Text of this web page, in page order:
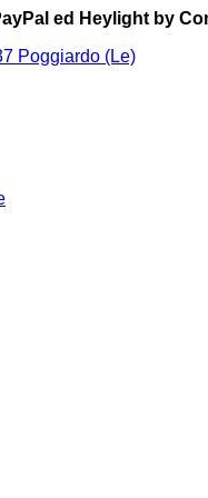
ed Heylight by
Poggiardo (Le)